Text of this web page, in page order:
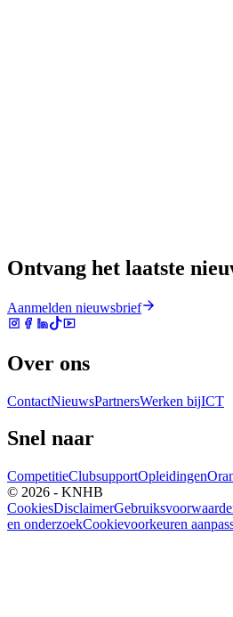
Ontvang het laatste
Aanmelden nieuwsbrief
Over ons
ContactNieuwsPartnersWerken bijICT
Snel naar
CompetitieClubsupportOpleidingen
© 2026 - KNHB
CookiesDisclaimer
en onderzoekCookievoorkeuren